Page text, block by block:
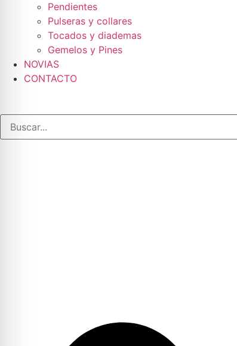
Pendientes
Pulseras y collares
Tocados y diademas
Gemelos y Pines
NOVIAS
CONTACTO